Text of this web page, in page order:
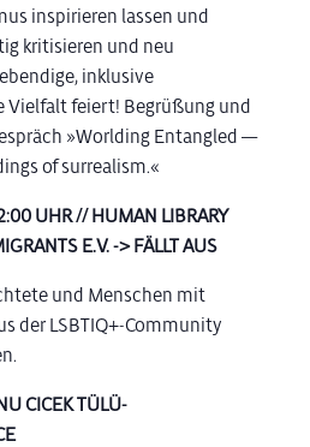
inspirieren lassen und
kritisieren und neu
inklusive
Vielfalt feiert! Begrüßung und
»Worlding Entangled —
of surrealism.«
UHR // HUMAN LIBRARY
E.V. -> FÄLLT AUS
und Menschen mit
der LSBTIQ+-Community
CICEK TÜLÜ-